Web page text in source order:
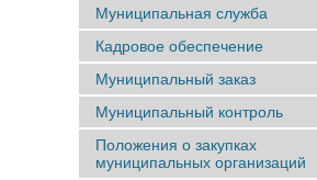
Муниципальная служба
Кадровое обеспечение
Муниципальный заказ
Муниципальный контроль
Положения о закупках
муниципальных организаций